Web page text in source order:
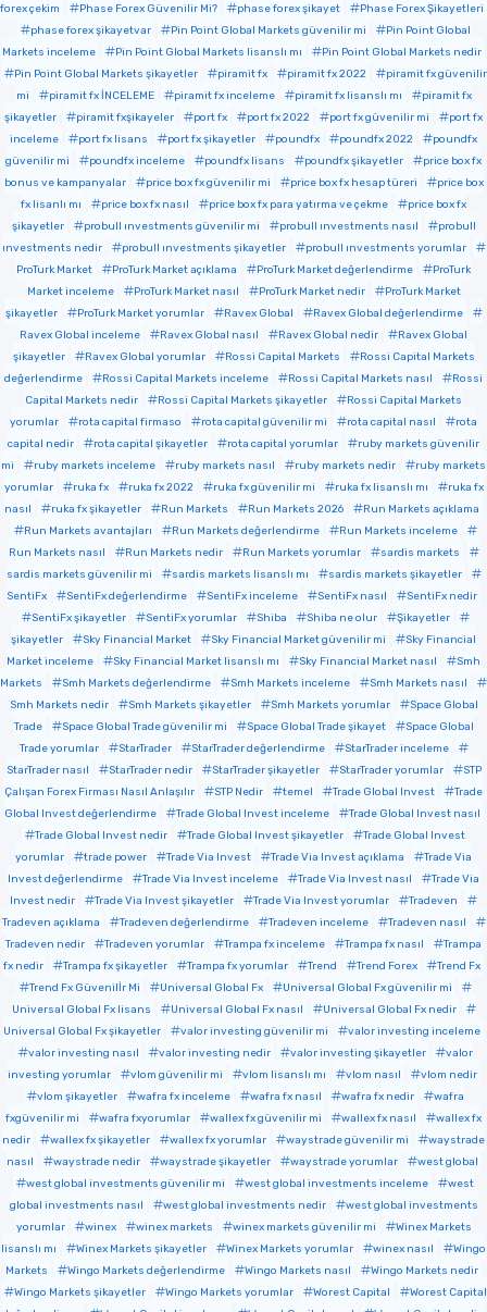
forex çekim
Phase Forex Güvenilir Mi? phase forex şikayet
Phase Forex Şikayetleri
phase forex şikayetvar
Pin Point Global Markets güvenilir mi
Pin Point Global
Markets inceleme
Pin Point Global Markets lisanslı mı
Pin Point Global Markets nedir
Pin Point Global Markets şikayetler
piramit fx piramit fx 2022
piramit fx güvenilir
mi
piramit fx İNCELEME piramit fx inceleme piramit fx lisanslı mı
piramit fx
şikayetler
piramit fxşikayeler port fx port fx 2022 port fx güvenilir mi
port fx
inceleme
port fx lisans port fx şikayetler poundfx poundfx 2022
poundfx
güvenilir mi
poundfx inceleme poundfx lisans poundfx şikayetler
price box fx
bonus ve kampanyalar
price box fx güvenilir mi price box fx hesap türeri
price box
fx lisanlı mı
price box fx nasıl price box fx para yatırma ve çekme
price box fx
şikayetler
probull ınvestments güvenilir mi probull ınvestments nasıl
probull
ınvestments nedir
probull ınvestments şikayetler
probull ınvestments yorumlar
ProTurk Market
ProTurk Market açıklama ProTurk Market değerlendirme
ProTurk
Market inceleme
ProTurk Market nasıl ProTurk Market nedir
ProTurk Market
şikayetler
ProTurk Market yorumlar Ravex Global
Ravex Global değerlendirme
Ravex Global inceleme
Ravex Global nasıl Ravex Global nedir
Ravex Global
şikayetler
Ravex Global yorumlar Rossi Capital Markets
Rossi Capital Markets
değerlendirme
Rossi Capital Markets inceleme Rossi Capital Markets nasıl
Rossi
Capital Markets nedir
Rossi Capital Markets şikayetler
Rossi Capital Markets
yorumlar
rota capital firmaso rota capital güvenilir mi rota capital nasıl
rota
capital nedir
rota capital şikayetler rota capital yorumlar
ruby markets güvenilir
mi
ruby markets inceleme ruby markets nasıl ruby markets nedir
ruby markets
yorumlar
ruka fx ruka fx 2022 ruka fx güvenilir mi ruka fx lisanslı mı
ruka fx
nasıl
ruka fx şikayetler Run Markets Run Markets 2026
Run Markets açıklama
Run Markets avantajları
Run Markets değerlendirme
Run Markets inceleme
Run Markets nasıl
Run Markets nedir Run Markets yorumlar
sardis markets
sardis markets güvenilir mi
sardis markets lisanslı mı
sardis markets şikayetler
SentiFx
SentiFx değerlendirme SentiFx inceleme SentiFx nasıl
SentiFx nedir
SentiFx şikayetler
SentiFx yorumlar Shiba Shiba ne olur
Şikayetler
şikayetler
Sky Financial Market Sky Financial Market güvenilir mi
Sky Financial
Market inceleme
Sky Financial Market lisanslı mı Sky Financial Market nasıl
Smh
Markets
Smh Markets değerlendirme Smh Markets inceleme
Smh Markets nasıl
Smh Markets nedir
Smh Markets şikayetler Smh Markets yorumlar
Space Global
Trade
Space Global Trade güvenilir mi Space Global Trade şikayet
Space Global
Trade yorumlar
StarTrader StarTrader değerlendirme
StarTrader inceleme
StarTrader nasıl
StarTrader nedir StarTrader şikayetler StarTrader yorumlar
STP
Çalışan Forex Firması Nasıl Anlaşılır
STP Nedir temel Trade Global Invest
Trade
Global Invest değerlendirme
Trade Global Invest inceleme
Trade Global Invest nasıl
Trade Global Invest nedir
Trade Global Invest şikayetler
Trade Global Invest
yorumlar
trade power Trade Via Invest Trade Via Invest açıklama
Trade Via
Invest değerlendirme
Trade Via Invest inceleme Trade Via Invest nasıl
Trade Via
Invest nedir
Trade Via Invest şikayetler Trade Via Invest yorumlar
Tradeven
Tradeven açıklama
Tradeven değerlendirme Tradeven inceleme
Tradeven nasıl
Tradeven nedir
Tradeven yorumlar Trampa fx inceleme Trampa fx nasıl
Trampa
fx nedir
Trampa fx şikayetler Trampa fx yorumlar Trend Trend Forex
Trend Fx
Trend Fx Güvenilİr Mi
Universal Global Fx
Universal Global Fx güvenilir mi
Universal Global Fx lisans
Universal Global Fx nasıl
Universal Global Fx nedir
Universal Global Fx şikayetler
valor investing güvenilir mi
valor investing inceleme
valor investing nasıl
valor investing nedir valor investing şikayetler
valor
investing yorumlar
vlom güvenilir mi vlom lisanslı mı vlom nasıl
vlom nedir
vlom şikayetler
wafra fx inceleme wafra fx nasıl wafra fx nedir
wafra
fxgüvenilir mi
wafra fxyorumlar wallex fx güvenilir mi wallex fx nasıl
wallex fx
nedir
wallex fx şikayetler wallex fx yorumlar waystrade güvenilir mi
waystrade
nasıl
waystrade nedir waystrade şikayetler waystrade yorumlar
west global
west global investments güvenilir mi
west global investments inceleme
west
global investments nasıl
west global investments nedir
west global investments
yorumlar
winex winex markets winex markets güvenilir mi
Winex Markets
lisanslı mı
Winex Markets şikayetler Winex Markets yorumlar winex nasıl
Wingo
Markets
Wingo Markets değerlendirme Wingo Markets nasıl
Wingo Markets nedir
Wingo Markets şikayetler
Wingo Markets yorumlar Worest Capital
Worest Capital